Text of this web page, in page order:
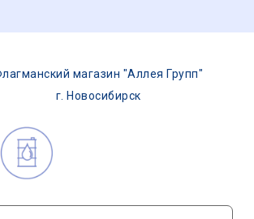
магазин "Аллея Групп"
г. Новосибирск